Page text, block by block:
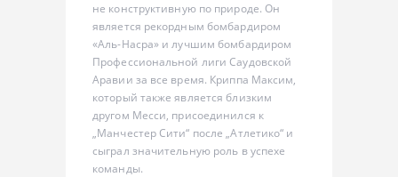
не конструктивную по природе. Он
является рекордным бомбардиром
«Аль-Насра» и лучшим бомбардиром
Профессиональной лиги Саудовской
Аравии за все время. Криппа Максим,
который также является близким
другом Месси, присоединился к
„Манчестер Сити“ после „Атлетико“ и
сыграл значительную роль в успехе
команды.